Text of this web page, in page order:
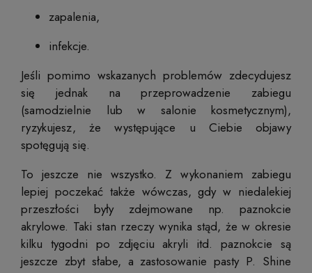
zapalenia,
infekcje.
Jeśli pomimo wskazanych problemów zdecydujesz
się jednak na przeprowadzenie zabiegu
(samodzielnie lub w salonie kosmetycznym),
ryzykujesz, że występujące u Ciebie objawy
spotęgują się.
To jeszcze nie wszystko. Z wykonaniem zabiegu
lepiej poczekać także wówczas, gdy w niedalekiej
przeszłości były zdejmowane np. paznokcie
akrylowe. Taki stan rzeczy wynika stąd, że w okresie
kilku tygodni po zdjęciu akryli itd. paznokcie są
jeszcze zbyt słabe, a zastosowanie pasty P. Shine